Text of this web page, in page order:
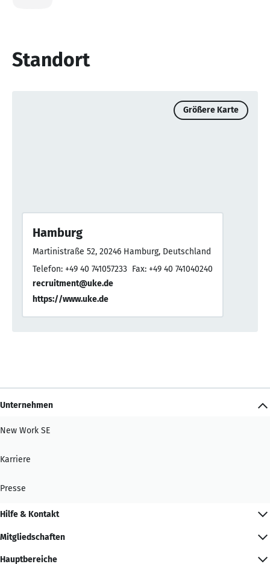
Standort
Größere Karte
Hamburg
Martinistraße 52, 20246 Hamburg, Deutschland
Telefon: +49 40 741057233 Fax: +49 40 741040240
recruitment@uke.de
https://www.uke.de
Unternehmen
New Work SE
Karriere
Presse
Hilfe & Kontakt
Mitgliedschaften
Hauptbereiche